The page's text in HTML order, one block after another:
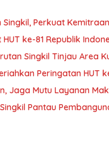
Singkil, Perkuat
ke-81 Republik
Singkil Tinjau Area
Peringatan HUT
Jaga Mutu Layanan
Pantau